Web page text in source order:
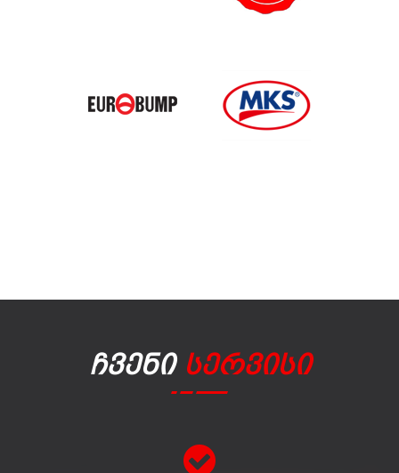
Ჩვენი Სერვისი